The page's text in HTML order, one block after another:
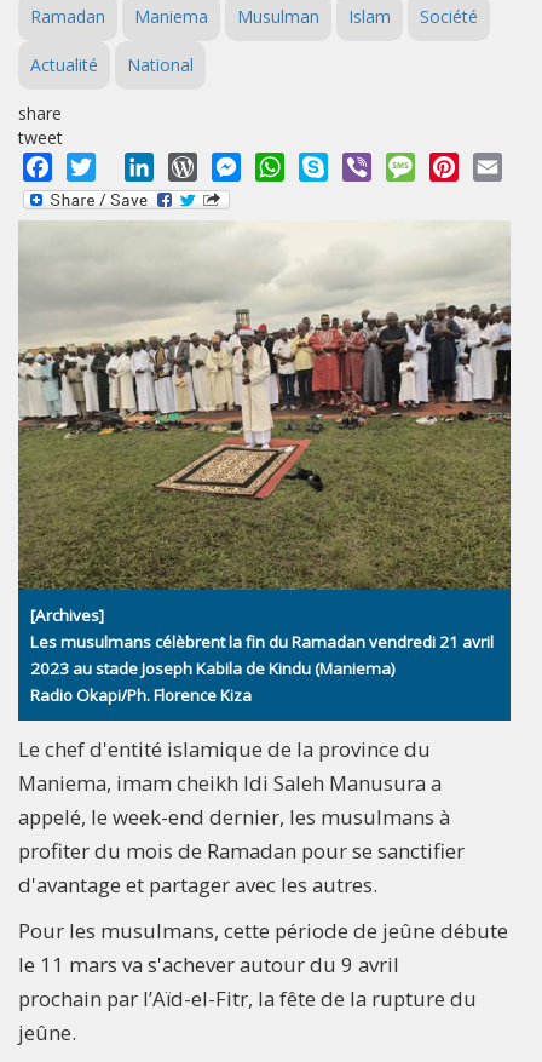
Ramadan Maniema Musulman Islam Société
Actualité National
share
tweet
Facebook
Twitter LinkedInWordPressMessengerWhatsApp
Skype Viber MessagePinterest
[Archives]
Les musulmans célèbrent la fin du Ramadan vendredi 21 avril
2023 au stade Joseph Kabila de Kindu (Maniema)
Radio Okapi/Ph. Florence Kiza
Le chef d'entité islamique de la province du
Maniema, imam cheikh Idi Saleh Manusura a
appelé, le week-end dernier, les musulmans à
profiter du mois de Ramadan pour se sanctifier
d'avantage et partager avec les autres.
Pour les musulmans, cette période de jeûne débute
le 11 mars va s'achever autour du 9 avril
prochain par l’Aïd-el-Fitr, la fête de la rupture du
jeûne.